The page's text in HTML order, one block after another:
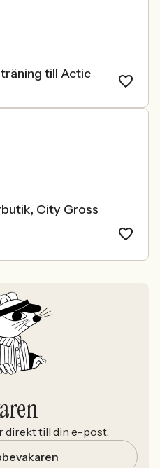
till Actic
City Gross
direkt till din e-post.